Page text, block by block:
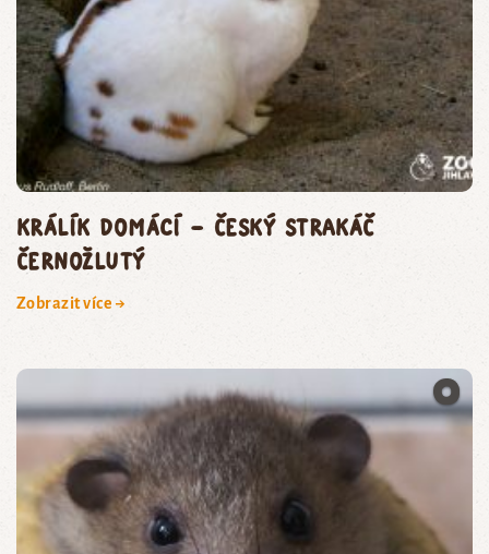
králík domácí – český strakáč
černožlutý
Zobrazit více →